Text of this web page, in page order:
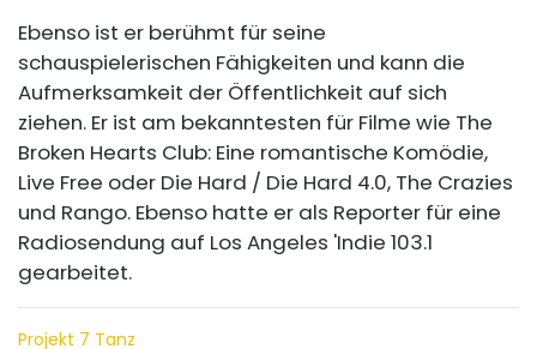
Ebenso ist er berühmt für seine
schauspielerischen Fähigkeiten und kann die
Aufmerksamkeit der Öffentlichkeit auf sich
ziehen. Er ist am bekanntesten für Filme wie The
Broken Hearts Club: Eine romantische Komödie,
Live Free oder Die Hard / Die Hard 4.0, The Crazies
und Rango. Ebenso hatte er als Reporter für eine
Radiosendung auf Los Angeles 'Indie 103.1
gearbeitet.
Projekt 7 Tanz